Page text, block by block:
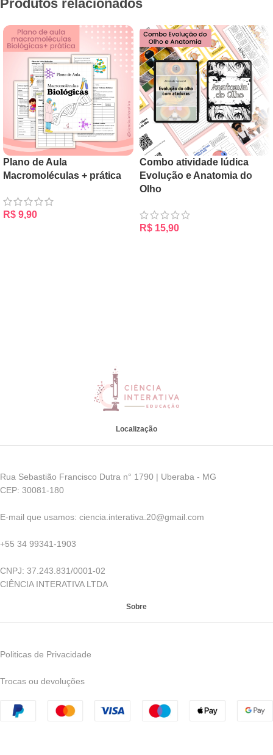
Produtos relacionados
Plano de Aula
Macromoléculas + prática
R$ 9,90
Combo atividade lúdica
Evolução e Anatomia do
Olho
R$ 15,90
Localização
Rua Sebastião Francisco Dutra n° 1790 | Uberaba - MG
CEP: 30081-180
E-mail que usamos: ciencia.interativa.20@gmail.com
+55 34 99341-1903
CNPJ: 37.243.831/0001-02
CIÊNCIA INTERATIVA LTDA
Sobre
Politicas de Privacidade
Trocas ou devoluções